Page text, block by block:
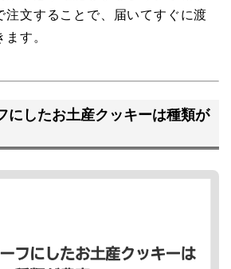
注文することで、届いてすぐに渡
す。
にしたお土産クッキーは種類が